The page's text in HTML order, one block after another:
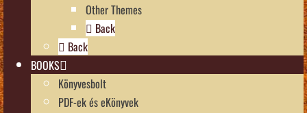
Other Themes
Back
Back
BOOKS
Könyvesbolt
PDF-ek és eKönyvek